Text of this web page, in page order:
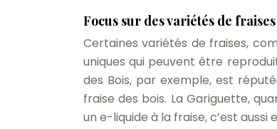
Focus sur des variétés de
Certaines variétés de fraises,
uniques qui peuvent être
des Bois, par exemple, est
fraise des bois. La Gariguette,
un e-liquide à la fraise, c’est